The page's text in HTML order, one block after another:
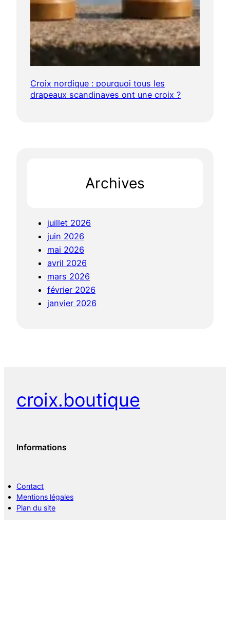
Croix nordique : pourquoi tous les
drapeaux scandinaves ont une croix ?
Archives
juillet 2026
juin 2026
mai 2026
avril 2026
mars 2026
février 2026
janvier 2026
croix.boutique
Informations
Contact
Mentions légales
Plan du site